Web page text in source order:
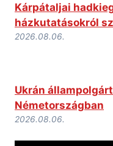
Kárpátaljai
házkutatásokról
2026.08.06.
Ukrán
Németországban
2026.08.06.